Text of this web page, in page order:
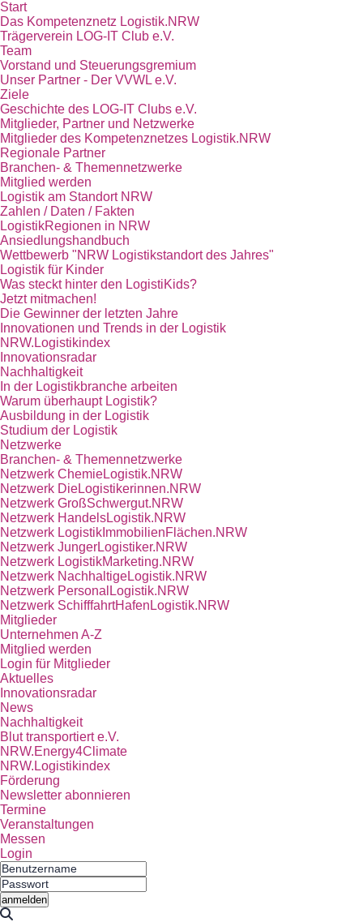
Start
Das Kompetenznetz Logistik.NRW
Trägerverein LOG-IT Club e.V.
Team
Vorstand und Steuerungsgremium
Unser Partner - Der VVWL e.V.
Ziele
Geschichte des LOG-IT Clubs e.V.
Mitglieder, Partner und Netzwerke
Mitglieder des Kompetenznetzes Logistik.NRW
Regionale Partner
Branchen- & Themennetzwerke
Mitglied werden
Logistik am Standort NRW
Zahlen / Daten / Fakten
LogistikRegionen in NRW
Ansiedlungshandbuch
Wettbewerb "NRW Logistikstandort des Jahres"
Logistik für Kinder
Was steckt hinter den LogistiKids?
Jetzt mitmachen!
Die Gewinner der letzten Jahre
Innovationen und Trends in der Logistik
NRW.Logistikindex
Innovationsradar
Nachhaltigkeit
In der Logistikbranche arbeiten
Warum überhaupt Logistik?
Ausbildung in der Logistik
Studium der Logistik
Netzwerke
Branchen- & Themennetzwerke
Netzwerk ChemieLogistik.NRW
Netzwerk DieLogistikerinnen.NRW
Netzwerk GroßSchwergut.NRW
Netzwerk HandelsLogistik.NRW
Netzwerk LogistikImmobilienFlächen.NRW
Netzwerk JungerLogistiker.NRW
Netzwerk LogistikMarketing.NRW
Netzwerk NachhaltigeLogistik.NRW
Netzwerk PersonalLogistik.NRW
Netzwerk SchifffahrtHafenLogistik.NRW
Mitglieder
Unternehmen A-Z
Mitglied werden
Login für Mitglieder
Aktuelles
Innovationsradar
News
Nachhaltigkeit
Blut transportiert e.V.
NRW.Energy4Climate
NRW.Logistikindex
Förderung
Newsletter abonnieren
Termine
Veranstaltungen
Messen
Login